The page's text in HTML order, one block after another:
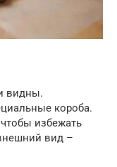
видны.
короба.
избежать
вид –